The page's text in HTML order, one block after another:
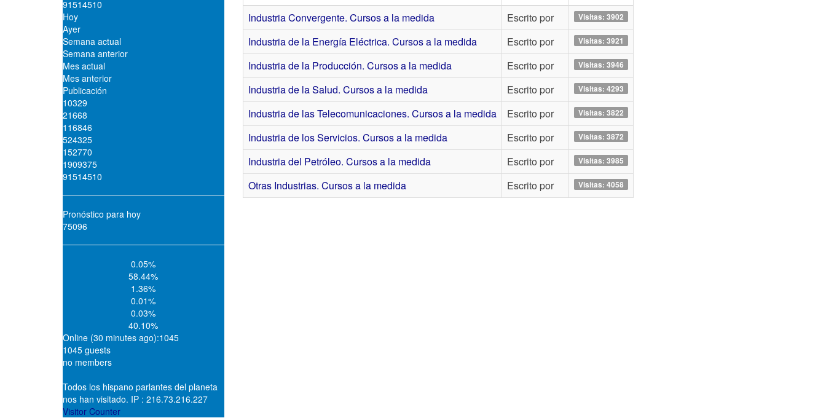
Industria Convergente. Cursos a la medida
Escrito por Visitas: 3902
Industria de la Energía Eléctrica. Cursos a la medida Escrito por Visitas: 3921
Industria de la Producción. Cursos a la medida Escrito por Visitas: 3946
Industria de la Salud. Cursos a la medida Escrito por Visitas: 4293
Industria de las Telecomunicaciones. Cursos a la medida Escrito por Visitas: 3822
Industria de los Servicios. Cursos a la medida Escrito por Visitas: 3872
Industria del Petróleo. Cursos a la medida Escrito por Visitas: 3985
Otras Industrias. Cursos a la medida Escrito por Visitas: 4058
91514510
Hoy
Ayer
Semana actual
Semana anterior
Mes actual
Mes anterior
Publicación
10329
21668
116846
524325
152770
1909375
91514510
Pronóstico para hoy
75096
0.05%
58.44%
1.36%
0.01%
0.03%
40.10%
Online (30 minutes ago):1045
1045 guests
no members
Todos los hispano parlantes del planeta
nos han visitado. IP : 216.73.216.227
Visitor Counter